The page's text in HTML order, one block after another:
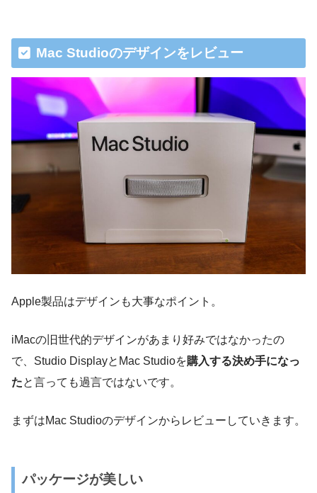
Mac Studioのデザインをレビュー
Apple製品はデザインも大事なポイント。
iMacの旧世代的デザインがあまり好みではなかったの
で、Studio DisplayとMac Studioを購入する決め手になっ
たと言っても過言ではないです。
まずはMac Studioのデザインからレビューしていきます。
パッケージが美しい